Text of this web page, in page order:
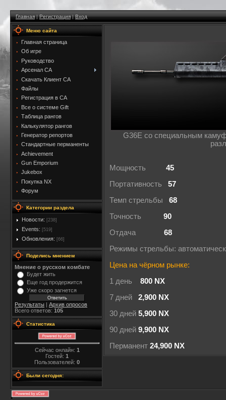
Главная|Регистрация|Вход
Меню сайта
Главная страница
Об игре
Руководство
Арсенал CA
Скачать Клиент CA
Файлы
Регистрация в CA
Все о системе Gift
Таблица рангов
Калькулятор рангов
Генератор репортов
Стандартные перманенты
Achievement
Gun Emporium
Jukebox
Покупка NX
Форум
Категории раздела
Новости: [238]
Events: [519]
Обновления: [66]
Поделись мнением
Мнение о русском комбате
Будет жить
Еще год продержится
Уже скоро загнется
Результаты | Архив опросов
Всего ответов: 105
Статистика
Сейчас онлайн: 1
Гостей: 1
Пользователей: 0
Были сегодня:
G36E со специальным
Мощность 45
Портативность 57
Темп стрельбы 68
Точность 90
Отдача 68
Режимы стрельбы:
Цена на чёрном рынке:
1 день
800 NX
7 дней 2,900 NX
30 дней 5,900 NX
90 дней 9,900 NX
Перманент 24,900 NX